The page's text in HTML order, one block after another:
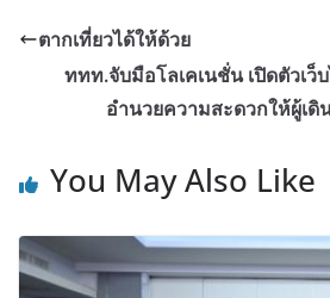
ตากเที่ยวได้ให้ด้วย
ททท.จับมือโลเคเนชั่น เปิดตัวเ
อำนวยความสะดวกให้ผู้เดิ
You May Also Like